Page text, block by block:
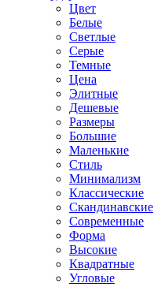
Цвет
Белые
Светлые
Серые
Темные
Цена
Элитные
Дешевые
Размеры
Большие
Маленькие
Стиль
Минимализм
Классические
Скандинавские
Современные
Форма
Высокие
Квадратные
Угловые